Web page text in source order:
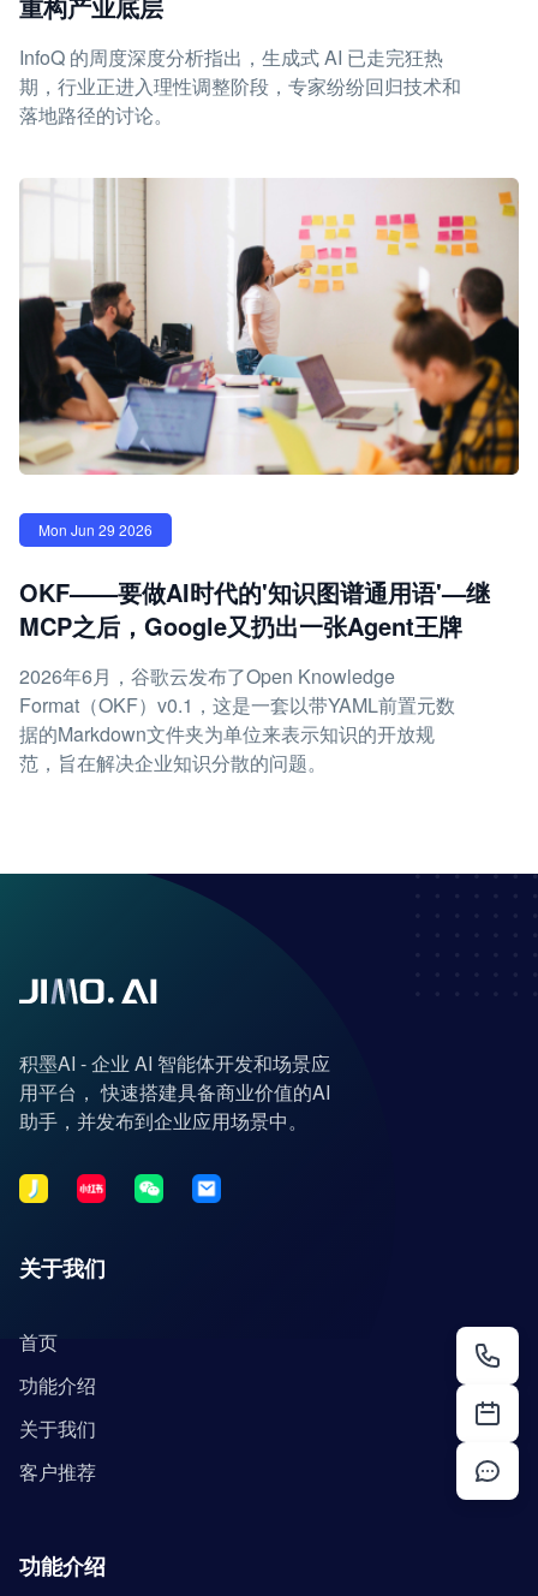
InfoQ 的周度深度分析指出，生成式 AI 已走完狂热
期，行业正进入理性调整阶段，专家纷纷回归技术和
落地路径的讨论。
Mon Jun 29 2026
OKF——要做AI时代的'知识图谱通用语'—继
MCP之后，Google又扔出一张Agent王牌
2026年6月，谷歌云发布了Open Knowledge
Format（OKF）v0.1，这是一套以带YAML前置元数
据的Markdown文件夹为单位来表示知识的开放规
范，旨在解决企业知识分散的问题。
积墨AI - 企业 AI 智能体开发和场景应
用平台， 快速搭建具备商业价值的AI
助手，并发布到企业应用场景中。
关于我们
首页
功能介绍
关于我们
客户推荐
功能介绍